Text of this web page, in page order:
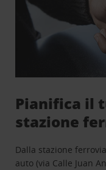
Pianifica il
stazione
Dalla stazione
auto (via Calle Juan